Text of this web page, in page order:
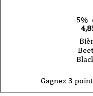
-5%
Gagnez 3